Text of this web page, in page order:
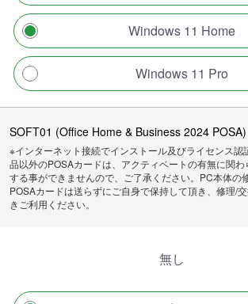
Windows 11 Home
Windows 11 Pro
SOFT01 (Office Home & Business 2024 POSA)
※インターネット接続でインストール及びライセンス認
品以外のPOSAカードは、アクティベートの有無に関
する事ができませんので、ご了承ください。PC本体の
POSAカードは送らずにご自身で保持して頂き、修理/
きご利用ください。
無し